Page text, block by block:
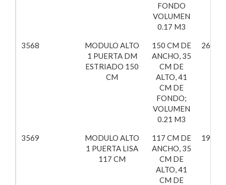
FONDO
VOLUMEN
0.17 M3
3568
MODULO ALTO
1 PUERTA DM
ESTRIADO 150
CM
150 CM DE
ANCHO, 35
CM DE
ALTO, 41
CM DE
FONDO;
VOLUMEN
0.21 M3
3569
MODULO ALTO
1 PUERTA LISA
117 CM
117 CM DE
ANCHO, 35
CM DE
ALTO, 41
CM DE